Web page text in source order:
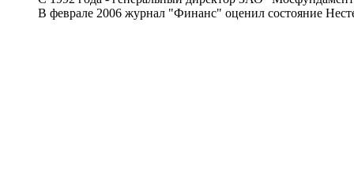
В феврале 2006 журнал "Финанс" оценил состояние